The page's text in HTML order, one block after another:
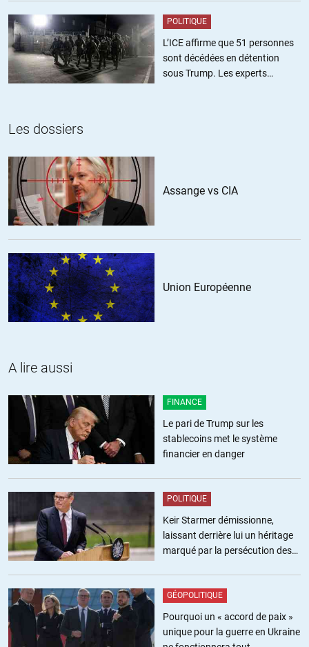
POLITIQUE
L’ICE affirme que 51 personnes
sont décédées en détention
sous Trump. Les experts
Les dossiers
Assange vs CIA
Union Européenne
A lire aussi
FINANCE
Le pari de Trump sur les
stablecoins met le système
financier en danger
POLITIQUE
Keir Starmer démissionne,
laissant derrière lui un héritage
marqué par la persécution des
GÉOPOLITIQUE
Pourquoi un « accord de paix »
unique pour la guerre en Ukraine